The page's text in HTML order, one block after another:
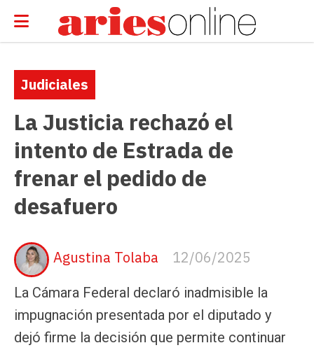
La Justicia rechazó el
intento de Estrada de
frenar el pedido de
desafuero
La Cámara Federal declaró inadmisible la
impugnación presentada por el diputado y
dejó firme la decisión que permite continuar
Judiciales
12/06/2025
Agustina Tolaba